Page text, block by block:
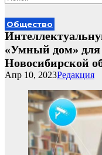
Общество
«Умный дом»
Новосибирской
Редакция
Апр 10, 2023